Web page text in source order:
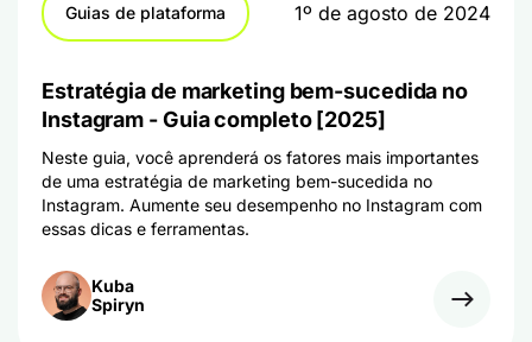
Guias de plataforma 1º de agosto de 2024
Estratégia de marketing bem-sucedida no
Instagram - Guia completo [2025]
Neste guia, você aprenderá os fatores mais importantes
de uma estratégia de marketing bem-sucedida no
Instagram. Aumente seu desempenho no Instagram com
essas dicas e ferramentas.
Kuba
Spiryn